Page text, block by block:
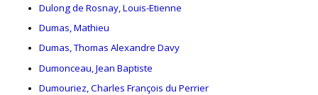
Dulong de Rosnay, Louis-Etienne
Dumas, Mathieu
Dumas, Thomas Alexandre Davy
Dumonceau, Jean Baptiste
Dumouriez, Charles François du Perrier